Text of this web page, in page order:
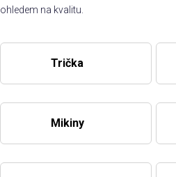
Povolání,
sport
Příležitosti
Domácnost
Kolekce
ohledem na kvalitu.
Trička
Mikiny